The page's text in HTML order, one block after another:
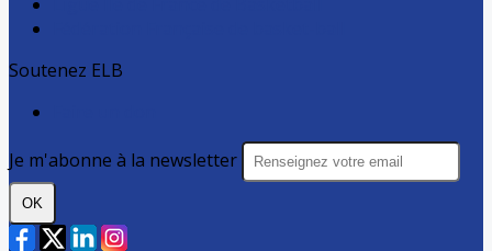
Soutenez ELB
Je m'abonne à la newsletter
OK